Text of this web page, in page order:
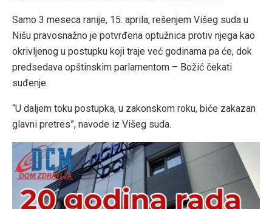
Samo 3 meseca ranije, 15. aprila, rešenjem Višeg suda u
Nišu pravosnažno je potvrđena optužnica protiv njega kao
okrivljenog u postupku koji traje već godinama pa će, dok
predsedava opštinskim parlamentom – Božić čekati
suđenje.
“U daljem toku postupka, u zakonskom roku, biće zakazan
glavni pretres”, navode iz Višeg suda.